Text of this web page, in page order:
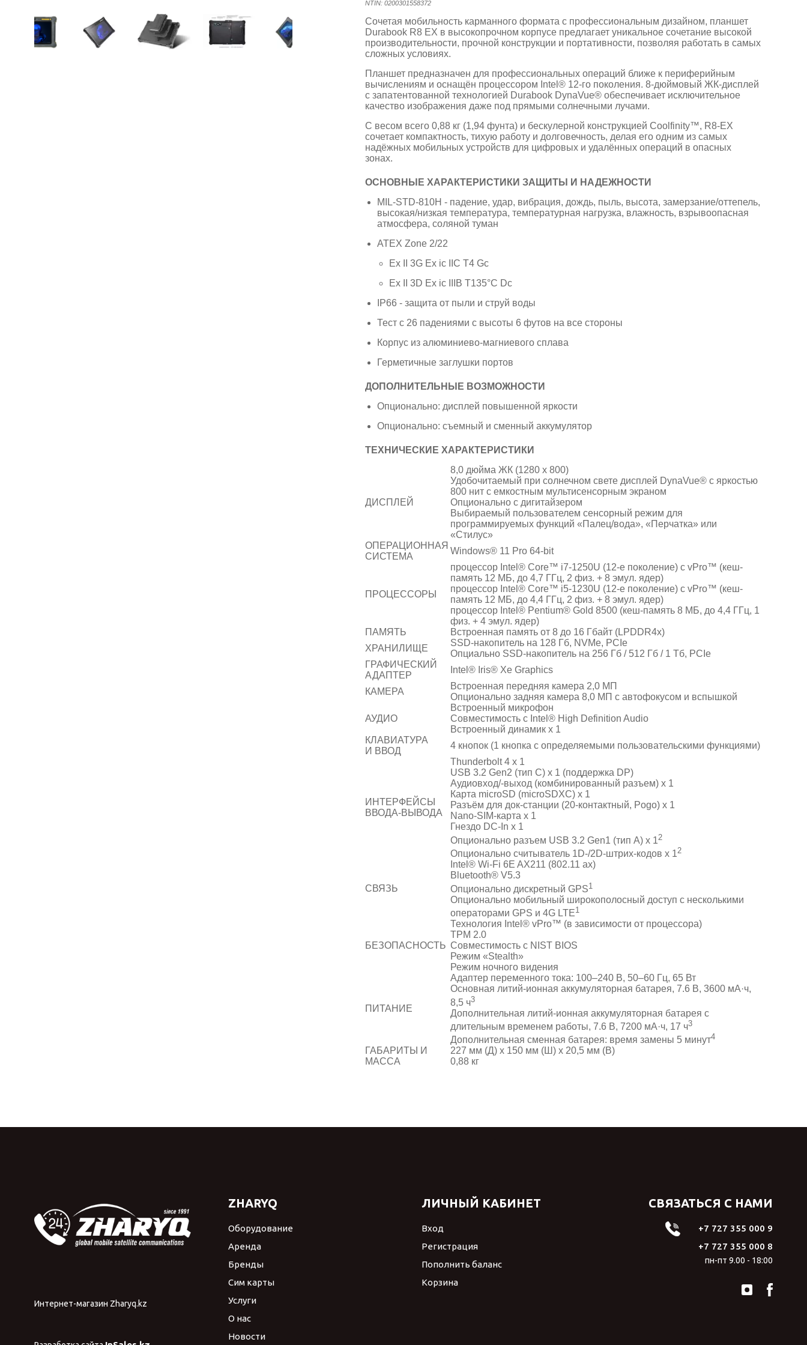
NTIN: 0200301558372
Сочетая мобильность карманного формата с профессиональным дизайном, планшет
Durabook R8 EX в высокопрочном корпусе предлагает уникальное сочетание высокой
производительности, прочной конструкции и портативности, позволяя работать в самых
сложных условиях.
Планшет предназначен для профессиональных операций ближе к периферийным
вычислениям и оснащён процессором Intel® 12-го поколения. 8-дюймовый ЖК-дисплей
с запатентованной технологией Durabook DynaVue® обеспечивает исключительное
качество изображения даже под прямыми солнечными лучами.
С весом всего 0,88 кг (1,94 фунта) и бескулерной конструкцией Coolfinity™, R8-EX
сочетает компактность, тихую работу и долговечность, делая его одним из самых
надёжных мобильных устройств для цифровых и удалённых операций в опасных
зонах.
ОСНОВНЫЕ ХАРАКТЕРИСТИКИ ЗАЩИТЫ И НАДЕЖНОСТИ
MIL-STD-810H - падение, удар, вибрация, дождь, пыль, высота, замерзание/оттепель,
высокая/низкая температура, температурная нагрузка, влажность, взрывоопасная
атмосфера, соляной туман
ATEX Zone 2/22
Ex II 3G Ex ic IIC T4 Gc
Ex II 3D Ex ic IIIB T135°C Dc
IP66 - защита от пыли и струй воды
Тест с 26 падениями с высоты 6 футов на все стороны
Корпус из алюминиево-магниевого сплава
Герметичные заглушки портов
ДОПОЛНИТЕЛЬНЫЕ ВОЗМОЖНОСТИ
Опционально: дисплей повышенной яркости
Опционально: съемный и сменный аккумулятор
ТЕХНИЧЕСКИЕ ХАРАКТЕРИСТИКИ
ДИСПЛЕЙ
8,0 дюйма ЖК (1280 x 800)
Удобочитаемый при солнечном свете дисплей DynaVue® с яркостью
800 нит с емкостным мультисенсорным экраном
Опционально с дигитайзером
Выбираемый пользователем сенсорный режим для
программируемых функций «Палец/вода», «Перчатка» или
«Стилус»
ОПЕРАЦИОННАЯ
СИСТЕМА
Windows® 11 Pro 64-bit
ПРОЦЕССОРЫ
процессор Intel® Core™ i7-1250U (12-е поколение) с vPro™ (кеш-
память 12 МБ, до 4,7 ГГц, 2 физ. + 8 эмул. ядер)
процессор Intel® Core™ i5-1230U (12-е поколение) с vPro™ (кеш-
память 12 МБ, до 4,4 ГГц, 2 физ. + 8 эмул. ядер)
процессор Intel® Pentium® Gold 8500 (кеш-память 8 МБ, до 4,4 ГГц, 1
физ. + 4 эмул. ядер)
ПАМЯТЬ
Встроенная память от 8 до 16 Гбайт (LPDDR4x)
ХРАНИЛИЩЕ
SSD-накопитель на 128 Гб, NVMe, PCIe
Опциально SSD-накопитель на 256 Гб / 512 Гб / 1 Тб, PCIe
ГРАФИЧЕСКИЙ
АДАПТЕР
Intel® Iris® Xe Graphics
КАМЕРА
Встроенная передняя камера 2,0 МП
Опционально задняя камера 8,0 МП с автофокусом и вспышкой
АУДИО
Встроенный микрофон
Совместимость с Intel® High Definition Audio
Встроенный динамик х 1
КЛАВИАТУРА
И ВВОД
4 кнопок (1 кнопка с определяемыми пользовательскими функциями)
ИНТЕРФЕЙСЫ
ВВОДА-ВЫВОДА
Thunderbolt 4 x 1
USB 3.2 Gen2 (тип C) x 1 (поддержка DP)
Аудиовход/-выход (комбинированный разъем) x 1
Карта microSD (microSDXC) x 1
Разъём для док-станции (20-контактный, Pogo) x 1
Nano-SIM-карта x 1
Гнездо DC-In x 1
Опционально разъем USB 3.2 Gen1 (тип A) x 12
Опционально считыватель 1D-/2D-штрих-кодов x 12
СВЯЗЬ
Intel® Wi-Fi 6E AX211 (802.11 ax)
Bluetooth® V5.3
Опционально дискретный GPS1
Опционально мобильный широкополосный доступ с несколькими
операторами GPS и 4G LTE1
БЕЗОПАСНОСТЬ
Технология Intel® vPro™ (в зависимости от процессора)
TPM 2.0
Совместимость с NIST BIOS
Режим «Stealth»
Режим ночного видения
ПИТАНИЕ
Адаптер переменного тока: 100–240 В, 50–60 Гц, 65 Вт
Основная литий-ионная аккумуляторная батарея, 7.6 В, 3600 мА·ч,
8,5 ч3
Дополнительная литий-ионная аккумуляторная батарея с
длительным временем работы, 7.6 В, 7200 мА·ч, 17 ч3
Дополнительная сменная батарея: время замены 5 минут4
ГАБАРИТЫ И
МАССА
227 мм (Д) x 150 мм (Ш) x 20,5 мм (В)
0,88 кг
Интернет-магазин Zharyq.kz
ZHARYQ
Оборудование
Аренда
Бренды
Сим карты
Услуги
О нас
Новости
ЛИЧНЫЙ КАБИНЕТ
Вход
Регистрация
Пополнить баланс
Корзина
СВЯЗАТЬСЯ С НАМИ
+7 727 355 000 9
+7 727 355 000 8
пн-пт 9.00 - 18:00